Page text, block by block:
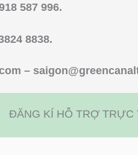
587 996.
8838.
–
ĐĂNG KÍ HỖ TRỢ TRỰC